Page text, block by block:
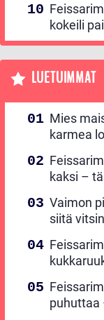
kokeili
LUETUIMMAT
Mies
karmea
kaksi –
Vaimon
siitä vitsin
puhuttaa